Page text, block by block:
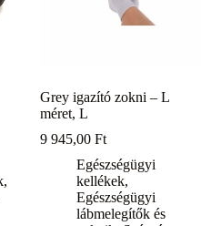
,
Grey igazító zokni – L
méret, L
9 945,00Ft
Egészségügyi
kellékek,
Egészségügyi
lábmelegítők és